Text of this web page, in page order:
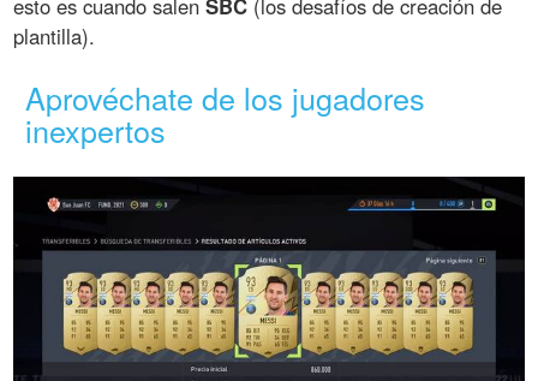
plantilla).
Aprovéchate de los jugadores
inexpertos